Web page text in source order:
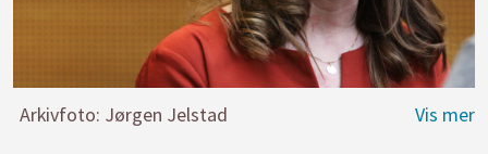
Arkivfoto: Jørgen Jelstad